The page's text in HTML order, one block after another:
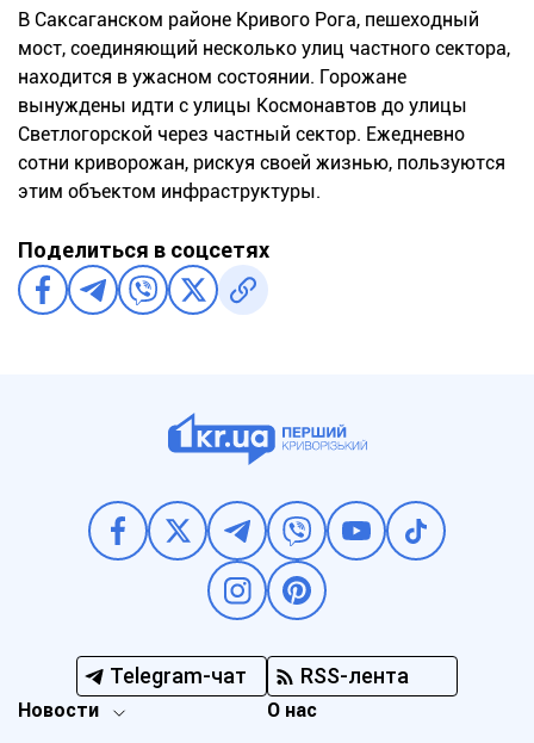
В Саксаганском районе Кривого Рога, пешеходный
мост, соединяющий несколько улиц частного сектора,
находится в ужасном состоянии. Горожане
вынуждены идти с улицы Космонавтов до улицы
Светлогорской через частный сектор. Ежедневно
сотни криворожан, рискуя своей жизнью, пользуются
этим объектом инфраструктуры.
Поделиться в соцсетях
Telegram-чат RSS-лента
Новости О нас